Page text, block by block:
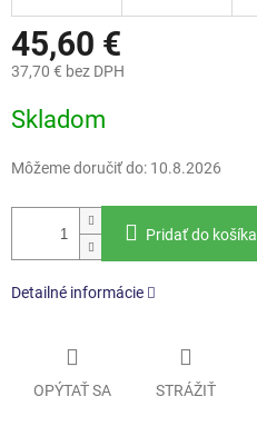
45,60 €
37,70 € bez DPH
cena:
Skladom
Môžeme doručiť do: 10.8.2026
Pridať do košíka
Detailné informácie
OPÝTAŤ SA STRÁŽIŤ